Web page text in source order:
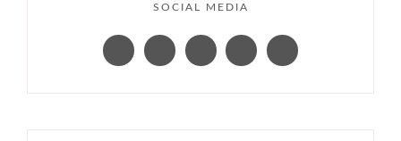
SOCIAL MEDIA